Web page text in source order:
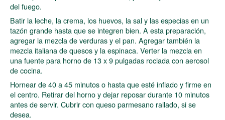
del fuego.
Batir la leche, la crema, los huevos, la sal y las especias en un
tazón grande hasta que se integren bien. A esta preparación,
agregar la mezcla de verduras y el pan. Agregar también la
mezcla italiana de quesos y la espinaca. Verter la mezcla en
una fuente para horno de 13 x 9 pulgadas rociada con aerosol
de cocina.
Hornear de 40 a 45 minutos o hasta que esté inflado y firme en
el centro. Retirar del horno y dejar reposar durante 10 minutos
antes de servir. Cubrir con queso parmesano rallado, si se
desea.